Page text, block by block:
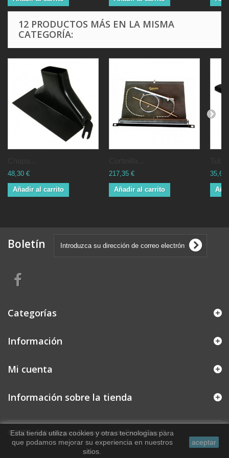
12 PRODUCTOS MÁS EN LA MISMA
CATEGORÍA:
48,30 €
Añadir al carrito
217,35 €
Añadir al carrito
35,65
Boletín
Categorías
Información
© 2026 - Software para Ecommerce de PrestaShop™
Mi cuenta
Información sobre la tienda
Esta tienda utiliza cookies y otras tecnologías para
que podamos mejorar su experiencia en nuestros
sitios.
aceptar